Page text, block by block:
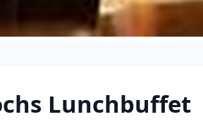
Lunchbuffet